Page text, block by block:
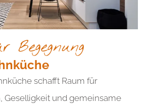
Begegnung
schafft Raum für
Geselligkeit und gemeinsame